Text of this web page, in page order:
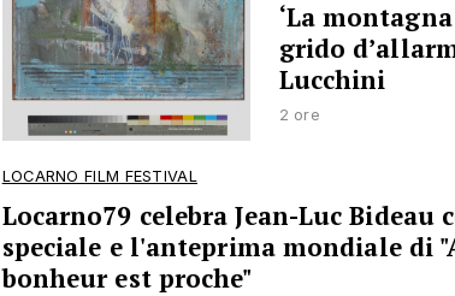
‘La
grido
Lucchini
2 ore
LOCARNO FILM FESTIVAL
Locarno79 celebra Jean-Luc Bideau
speciale e l'anteprima mondiale di
bonheur est proche"